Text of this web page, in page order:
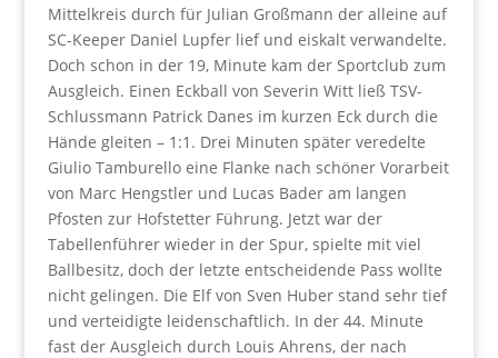
Mittelkreis durch für Julian Großmann der alleine auf
SC-Keeper Daniel Lupfer lief und eiskalt verwandelte.
Doch schon in der 19, Minute kam der Sportclub zum
Ausgleich. Einen Eckball von Severin Witt ließ TSV-
Schlussmann Patrick Danes im kurzen Eck durch die
Hände gleiten – 1:1. Drei Minuten später veredelte
Giulio Tamburello eine Flanke nach schöner Vorarbeit
von Marc Hengstler und Lucas Bader am langen
Pfosten zur Hofstetter Führung. Jetzt war der
Tabellenführer wieder in der Spur, spielte mit viel
Ballbesitz, doch der letzte entscheidende Pass wollte
nicht gelingen. Die Elf von Sven Huber stand sehr tief
und verteidigte leidenschaftlich. In der 44. Minute
fast der Ausgleich durch Louis Ahrens, der nach